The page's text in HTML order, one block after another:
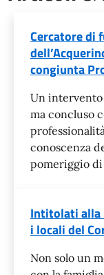
Cercatore di
congiunta
Un
ma concluso
conoscenza
pomeriggio di
Intitolati alla
i locali del
Non solo un